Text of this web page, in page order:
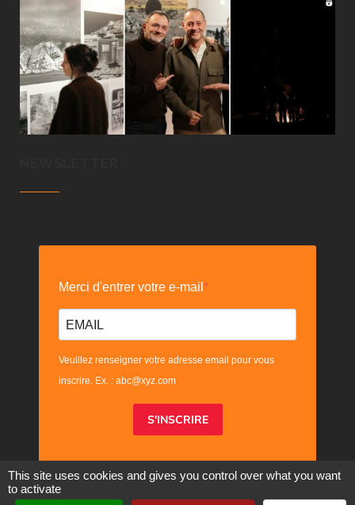
Merci d'entrer votre e-mail
Veuillez renseigner votre adresse email pour vous
inscrire. Ex. : abc@xyz.com
S'INSCRIRE
This site uses cookies and gives you control over what you want
to activate